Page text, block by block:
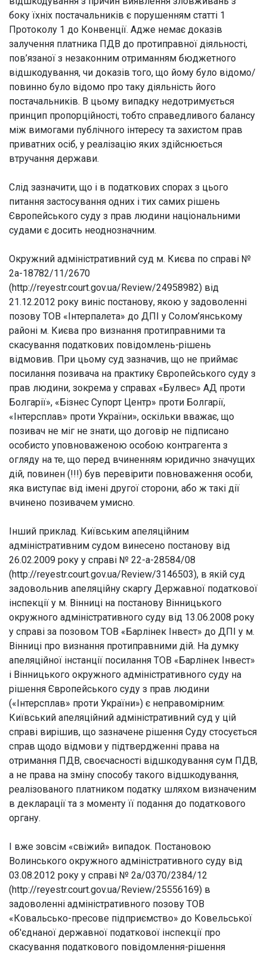
боку їхніх постачальників є порушенням статті 1
Протоколу 1 до Конвенції. Адже немає доказів
залучення платника ПДВ до протиправної діяльності,
пов’язаної з незаконним отриманням бюджетного
відшкодування, чи доказів того, що йому було відомо/
повинно було відомо про таку діяльність його
постачальників. В цьому випадку недотримується
принцип пропорційності, тобто справедливого балансу
між вимогами публічного інтересу та захистом прав
приватних осіб, у реалізацію яких здійснюється
втручання держави.
Слід зазначити, що і в податкових спорах з цього
питання застосування одних і тих самих рішень
Європейського суду з прав людини національними
судами є досить неоднозначним.
Окружний адміністративний суд м. Києва по справі №
2а-18782/11/2670
(http://reyestr.court.gov.ua/Review/24958982) від
21.12.2012 року виніс постанову, якою у задоволенні
позову ТОВ «Інтерпалета» до ДПІ у Солом’янському
районі м. Києва про визнання протиправними та
скасування податкових повідомлень-рішень
відмовив. При цьому суд зазначив, що не приймає
посилання позивача на практику Європейського суду з
прав людини, зокрема у справах «Булвес» АД проти
Болгарії», «Бізнес Супорт Центр» проти Болгарії,
«Інтерсплав» проти України», оскільки вважає, що
позивач не міг не знати, що договір не підписано
особисто уповноваженою особою контрагента з
огляду на те, що перед вчиненням юридично значущих
дій, повинен (!!!) був перевірити повноваження особи,
яка виступає від імені другої сторони, або ж такі дії
вчинено позивачем умисно.
Інший приклад. Київським апеляційним
адміністративним судом винесено постанову від
26.02.2009 року у справі № 22-а-28584/08
(http://reyestr.court.gov.ua/Review/3146503), в якій суд
задовольнив апеляційну скаргу Державної податкової
інспекції у м. Вінниці на постанову Вінницького
окружного адміністративного суду від 13.06.2008 року
у справі за позовом ТОВ «Барлінек Інвест» до ДПІ у м.
Вінниці про визнання протиправними дій. На думку
апеляційної інстанції посилання ТОВ «Барлінек Інвест»
і Вінницького окружного адміністративного суду на
рішення Європейського суду з прав людини
(«Інтерсплав» проти України») є неправомірним:
Київський апеляційний адміністративний суд у цій
справі вирішив, що зазначене рішення Суду стосується
справ щодо відмови у підтвердженні права на
отримання ПДВ, своєчасності відшкодування сум ПДВ,
а не права на зміну способу такого відшкодування,
реалізованого платником податку шляхом визначеним
в декларації та з моменту її подання до податкового
органу.
І вже зовсім «свіжий» випадок. Постановою
Волинського окружного адміністративного суду від
03.08.2012 року у справі № 2а/0370/2384/12
(http://reyestr.court.gov.ua/Review/25556169) в
задоволенні адміністративного позову ТОВ
«Ковальсько-пресове підприємство» до Ковельської
об'єднаної державної податкової інспекції про
скасування податкового повідомлення-рішення